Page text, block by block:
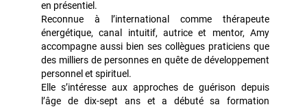
en présentiel.
Reconnue à l’international comme thérapeute
énergétique, canal intuitif, autrice et mentor, Amy
accompagne aussi bien ses collègues praticiens que
des milliers de personnes en quête de développement
personnel et spirituel.
Elle s’intéresse aux approches de guérison depuis
l’âge de dix-sept ans et a débuté sa formation